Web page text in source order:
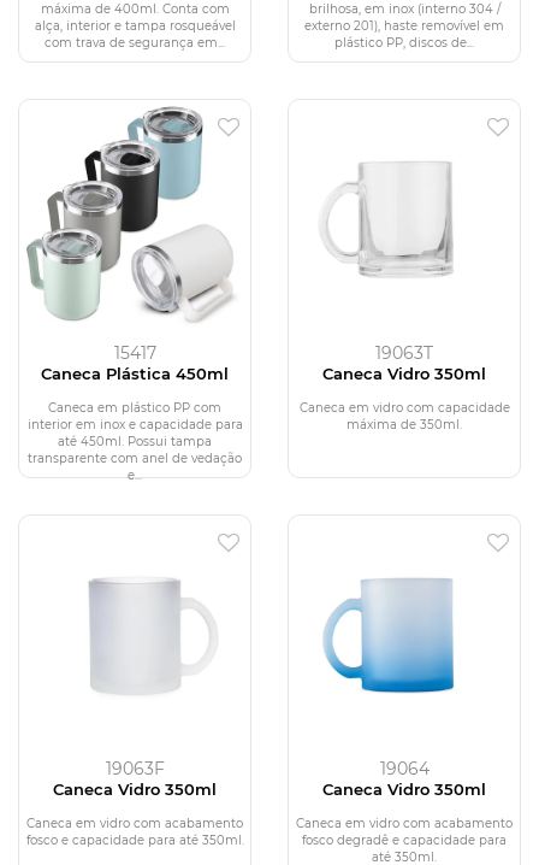
máxima de 400ml. Conta com
alça, interior e tampa rosqueável
com trava de segurança em...
brilhosa, em inox (interno 304 /
externo 201), haste removível em
plástico PP, discos de...
15417
Caneca Plástica 450ml
Caneca em plástico PP com
interior em inox e capacidade para
até 450ml. Possui tampa
transparente com anel de vedação
e...
19063T
Caneca Vidro 350ml
Caneca em vidro com capacidade
máxima de 350ml.
19063F
Caneca Vidro 350ml
Caneca em vidro com acabamento
fosco e capacidade para até 350ml.
19064
Caneca Vidro 350ml
Caneca em vidro com acabamento
fosco degradê e capacidade para
até 350ml.